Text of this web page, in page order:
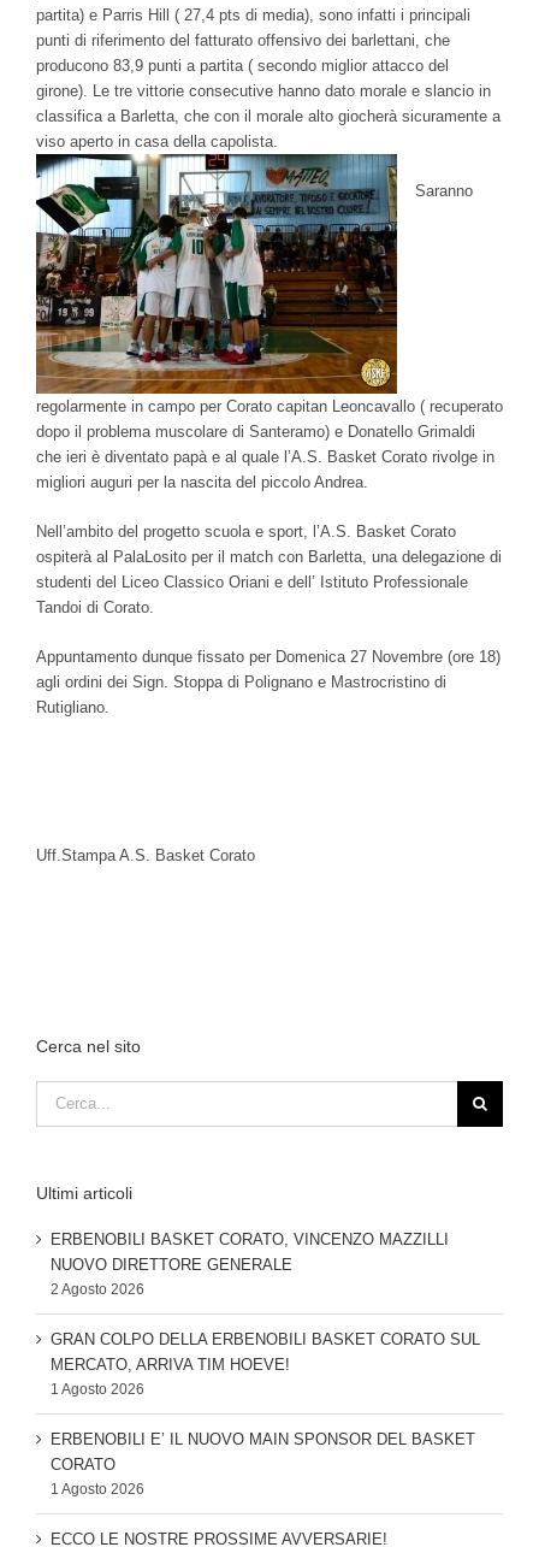
partita) e Parris Hill ( 27,4 pts di media), sono infatti i principali
punti di riferimento del fatturato offensivo dei barlettani, che
producono 83,9 punti a partita ( secondo miglior attacco del
girone). Le tre vittorie consecutive hanno dato morale e slancio in
classifica a Barletta, che con il morale alto giocherà sicuramente a
viso aperto in casa della capolista.
Saranno
regolarmente in campo per Corato capitan Leoncavallo ( recuperato
dopo il problema muscolare di Santeramo) e Donatello Grimaldi
che ieri è diventato papà e al quale l’A.S. Basket Corato rivolge in
migliori auguri per la nascita del piccolo Andrea.
Nell’ambito del progetto scuola e sport, l’A.S. Basket Corato
ospiterà al PalaLosito per il match con Barletta, una delegazione di
studenti del Liceo Classico Oriani e dell’ Istituto Professionale
Tandoi di Corato.
Appuntamento dunque fissato per Domenica 27 Novembre (ore 18)
agli ordini dei Sign. Stoppa di Polignano e Mastrocristino di
Rutigliano.
Uff.Stampa A.S. Basket Corato
Cerca nel sito
Ultimi articoli
ERBENOBILI BASKET CORATO, VINCENZO MAZZILLI
NUOVO DIRETTORE GENERALE
2 Agosto 2026
GRAN COLPO DELLA ERBENOBILI BASKET CORATO SUL
MERCATO, ARRIVA TIM HOEVE!
1 Agosto 2026
ERBENOBILI E’ IL NUOVO MAIN SPONSOR DEL BASKET
CORATO
1 Agosto 2026
ECCO LE NOSTRE PROSSIME AVVERSARIE!